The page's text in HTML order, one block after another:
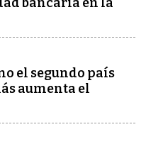
el segundo país
aumenta el